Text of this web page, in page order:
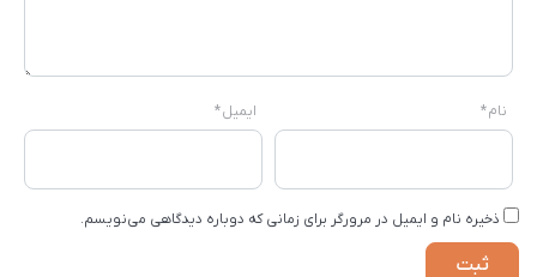
نام* ایمیل*
ذخیره نام و ایمیل در مرورگر برای زمانی که دوباره دیدگاهی می‌نویسم.